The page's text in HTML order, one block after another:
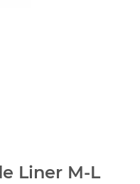
Liner M-L